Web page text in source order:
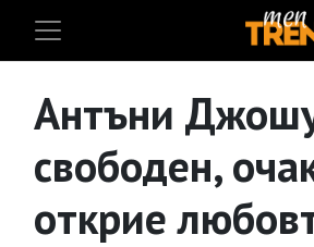
Антъни
свободен,
открие